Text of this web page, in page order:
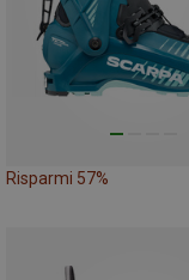
Risparmi 57%